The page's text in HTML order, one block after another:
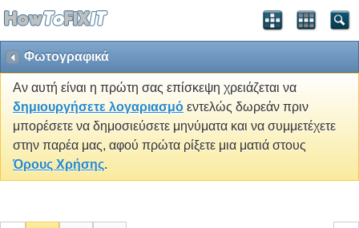
Φωτογραφικά
Αν αυτή είναι η πρώτη σας επίσκεψη χρειάζεται να
δημιουργήσετε λογαριασμό εντελώς δωρεάν πριν
μπορέσετε να δημοσιεύσετε μηνύματα και να συμμετέχετε
στην παρέα μας, αφού πρώτα ρίξετε μια ματιά στους
Όρους Χρήσης.